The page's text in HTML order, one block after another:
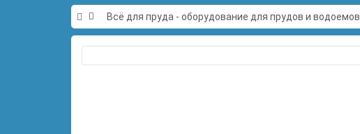
Всё для пруда - оборудование для прудов и водоемов